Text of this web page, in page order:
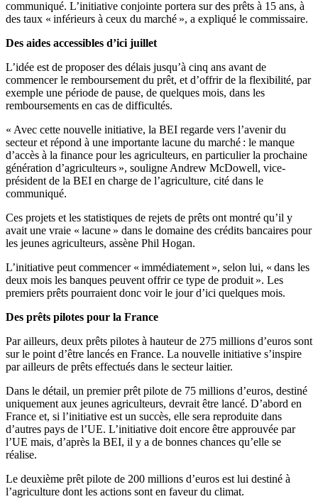
communiqué. L’initiative conjointe portera sur des prêts à 15 ans, à
des taux « inférieurs à ceux du marché », a expliqué le commissaire.
Des aides accessibles d’ici juillet
L’idée est de proposer des délais jusqu’à cinq ans avant de
commencer le remboursement du prêt, et d’offrir de la flexibilité, par
exemple une période de pause, de quelques mois, dans les
remboursements en cas de difficultés.
« Avec cette nouvelle initiative, la BEI regarde vers l’avenir du
secteur et répond à une importante lacune du marché : le manque
d’accès à la finance pour les agriculteurs, en particulier la prochaine
génération d’agriculteurs », souligne Andrew McDowell, vice-
président de la BEI en charge de l’agriculture, cité dans le
communiqué.
Ces projets et les statistiques de rejets de prêts ont montré qu’il y
avait une vraie « lacune » dans le domaine des crédits bancaires pour
les jeunes agriculteurs, assène Phil Hogan.
L’initiative peut commencer « immédiatement », selon lui, « dans les
deux mois les banques peuvent offrir ce type de produit ». Les
premiers prêts pourraient donc voir le jour d’ici quelques mois.
Des prêts pilotes pour la France
Par ailleurs, deux prêts pilotes à hauteur de 275 millions d’euros sont
sur le point d’être lancés en France. La nouvelle initiative s’inspire
par ailleurs de prêts effectués dans le secteur laitier.
Dans le détail, un premier prêt pilote de 75 millions d’euros, destiné
uniquement aux jeunes agriculteurs, devrait être lancé. D’abord en
France et, si l’initiative est un succès, elle sera reproduite dans
d’autres pays de l’UE. L’initiative doit encore être approuvée par
l’UE mais, d’après la BEI, il y a de bonnes chances qu’elle se
réalise.
Le deuxième prêt pilote de 200 millions d’euros est lui destiné à
l’agriculture dont les actions sont en faveur du climat.